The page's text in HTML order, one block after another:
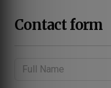
Contact form